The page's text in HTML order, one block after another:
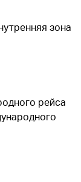
зона
рейса